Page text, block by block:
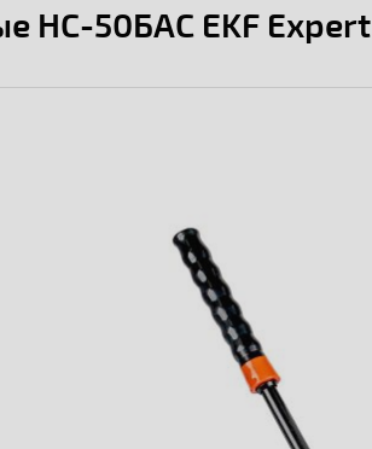
НС-50БАС EKF Expert